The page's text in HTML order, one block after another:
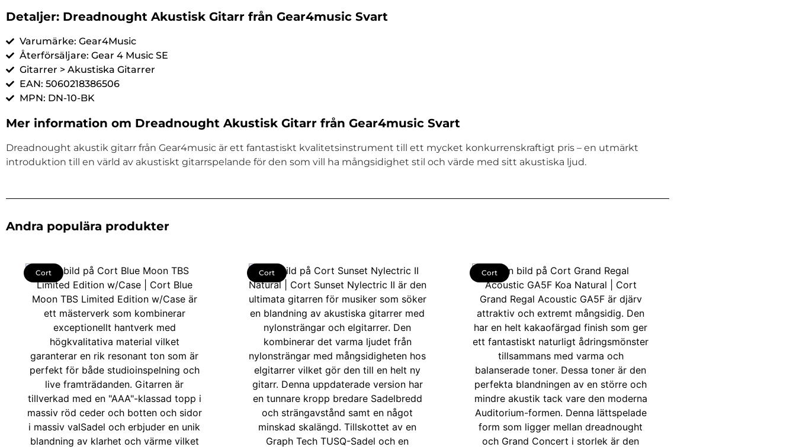
Detaljer: Dreadnought Akustisk Gitarr från Gear4music Svart
Varumärke: Gear4Music
Återförsäljare: Gear 4 Music SE
Gitarrer > Akustiska Gitarrer
EAN: 5060218386506
MPN: DN-10-BK
Mer information om Dreadnought Akustisk Gitarr från Gear4music Svart
Dreadnought akustik gitarr från Gear4music är ett fantastiskt kvalitetsinstrument till ett mycket konkurrenskraftigt pris – en utmärkt
introduktion till en värld av akustiskt gitarrspelande för den som vill ha mångsidighet stil och värde med sitt akustiska ljud.
Andra populära produkter
Cort Cort Cort